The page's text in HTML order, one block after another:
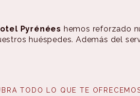
Pyrénées hemos reforzado
huéspedes. Además del
TODO LO QUE TE